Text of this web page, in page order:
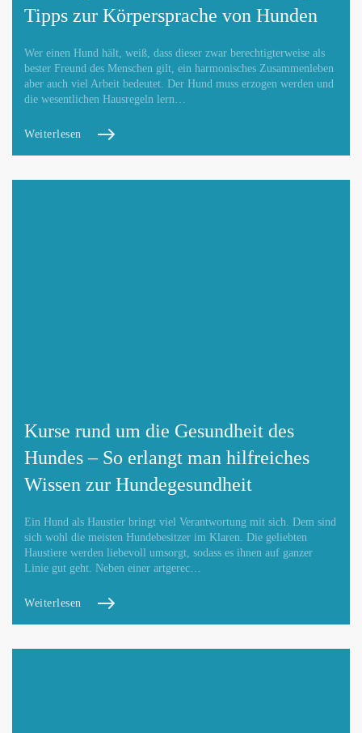
Tipps zur Körpersprache von Hunden
Wer einen Hund hält, weiß, dass dieser zwar berechtigterweise als
bester Freund des Menschen gilt, ein harmonisches Zusammenleben
aber auch viel Arbeit bedeutet. Der Hund muss erzogen werden und
die wesentlichen Hausregeln lern…
Weiterlesen
Kurse rund um die Gesundheit des
Hundes – So erlangt man hilfreiches
Wissen zur Hundegesundheit
Ein Hund als Haustier bringt viel Verantwortung mit sich. Dem sind
sich wohl die meisten Hundebesitzer im Klaren. Die geliebten
Haustiere werden liebevoll umsorgt, sodass es ihnen auf ganzer
Linie gut geht. Neben einer artgerec…
Weiterlesen